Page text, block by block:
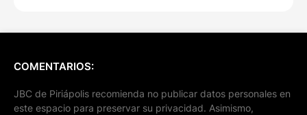
COMENTARIOS:
JBC de Piriápolis recomienda no publicar datos personales en
este espacio para preservar su privacidad. Asimismo,